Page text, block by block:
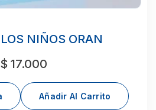
NIÑOS ORAN
$ 17.000
Añadir Al Carrito